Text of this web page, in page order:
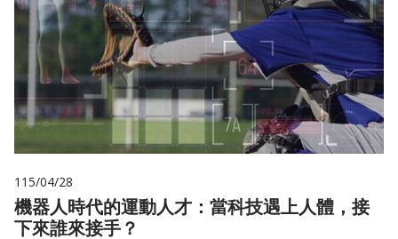
115/04/28
機器人時代的運動人才：當科技遇上人體，接
下來誰來接手？